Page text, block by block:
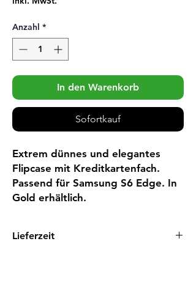
Anzahl *
In den Warenkorb
Sofortkauf
Extrem dünnes und elegantes
Flipcase mit Kreditkartenfach.
Passend für Samsung S6 Edge. In
Gold erhältlich.
Lieferzeit